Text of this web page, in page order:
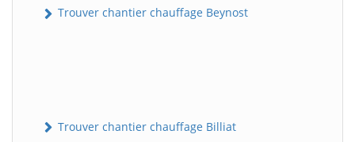
Trouver chantier chauffage Beynost
Trouver chantier chauffage Billiat